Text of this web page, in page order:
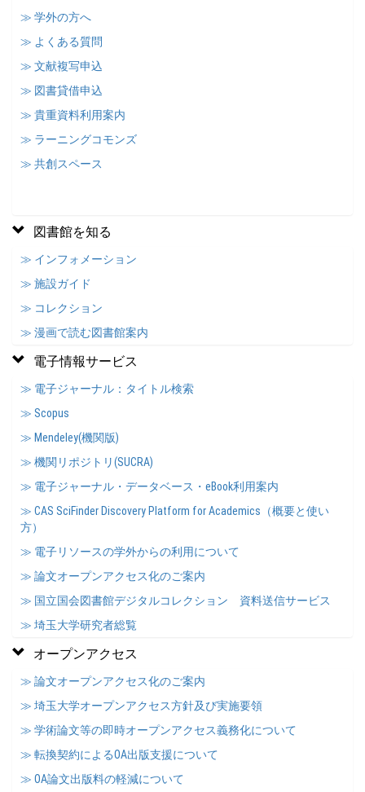
≫ 学外の方へ
≫ よくある質問
≫ 文献複写申込
≫ 図書貸借申込
≫ 貴重資料利用案内
≫ ラーニングコモンズ
≫ 共創スペース
図書館を知る
≫ インフォメーション
≫ 施設ガイド
≫ コレクション
≫ 漫画で読む図書館案内
電子情報サービス
≫ 電子ジャーナル：タイトル検索
≫ Scopus
≫ Mendeley(機関版)
≫ 機関リポジトリ(SUCRA)
≫ 電子ジャーナル・データベース・eBook利用案内
≫ CAS SciFinder Discovery Platform for Academics（概要と使い
方）
≫ 電子リソースの学外からの利用について
≫ 論文オープンアクセス化のご案内
≫ 国立国会図書館デジタルコレクション 資料送信サービス
≫ 埼玉大学研究者総覧
オープンアクセス
≫ 論文オープンアクセス化のご案内
≫ 埼玉大学オープンアクセス方針及び実施要領
≫ 学術論文等の即時オープンアクセス義務化について
≫ 転換契約によるOA出版支援について
≫ OA論文出版料の軽減について